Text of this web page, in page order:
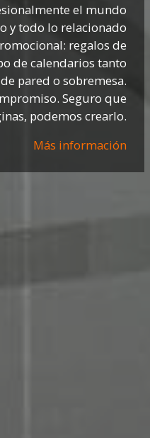
el mundo
y todo lo relacionado
regalos de
de calendarios tanto
pared o sobremesa.
Seguro que
podemos crearlo.
Más información